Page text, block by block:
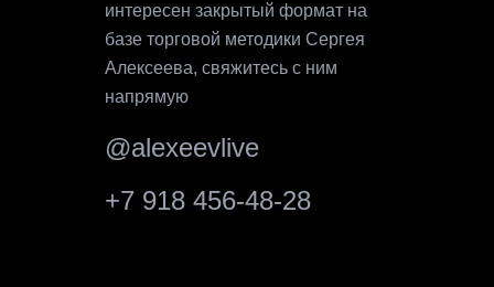
интересен закрытый формат на
базе торговой методики Сергея
Алексеева, свяжитесь с ним
напрямую
@alexeevlive
+7 918 456-48-28